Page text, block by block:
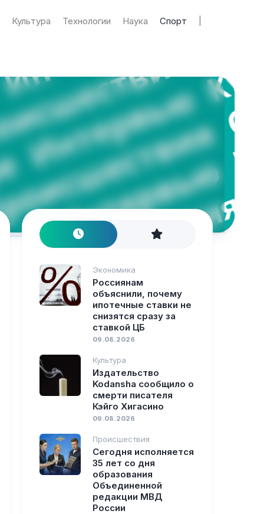
Культура Технологии Наука Спорт
Экономика
Россиянам
объяснили, почему
ипотечные ставки не
снизятся сразу за
ставкой ЦБ
09.08.2026
Культура
Издательство
Kodansha сообщило о
смерти писателя
Кэйго Хигасино
09.08.2026
Происшествия
Сегодня исполняется
35 лет со дня
образования
Объединенной
редакции МВД
России